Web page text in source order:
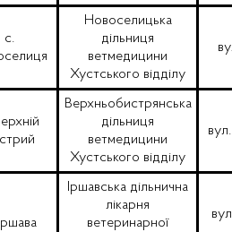
с.
Новоселицька
дільниця
ветмедицини
Хустського відділу
Верхньобистрянська
дільниця
ветмедицини
Хустського відділу
Іршавська дільнична
лікарня
ветеринарної